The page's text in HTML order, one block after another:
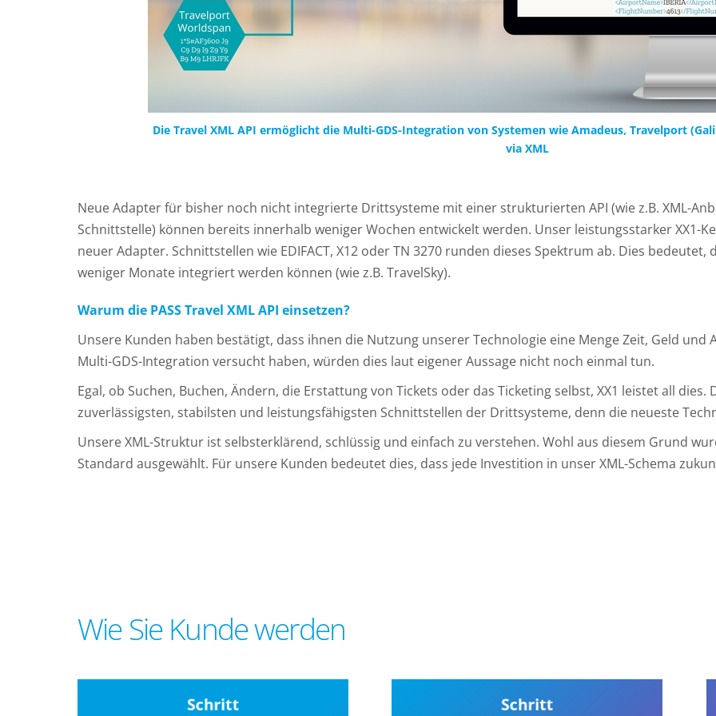
Die Travel XML API ermöglicht die Multi-GDS-Integration von Systemen wie Amadeus, Travelport
via XML
Neue Adapter für bisher noch nicht integrierte Drittsysteme mit einer strukturierten API (wie z.B. XML-
Schnittstelle) können bereits innerhalb weniger Wochen entwickelt werden. Unser leistungsstarker XX1-
neuer Adapter. Schnittstellen wie EDIFACT, X12 oder TN 3270 runden dieses Spektrum ab. Dies
weniger Monate integriert werden können (wie z.B. TravelSky).
Warum die PASS Travel XML API einsetzen?
Unsere Kunden haben bestätigt, dass ihnen die Nutzung unserer Technologie eine Menge Zeit, Geld und
Multi-GDS-Integration versucht haben, würden dies laut eigener Aussage nicht noch einmal tun.
Egal, ob Suchen, Buchen, Ändern, die Erstattung von Tickets oder das Ticketing selbst, XX1 leistet all dies.
zuverlässigsten, stabilsten und leistungsfähigsten Schnittstellen der Drittsysteme, denn die neueste
Unsere XML-Struktur ist selbsterklärend, schlüssig und einfach zu verstehen. Wohl aus diesem Grund
Standard ausgewählt. Für unsere Kunden bedeutet dies, dass jede Investition in unser XML-Schema
Wie Sie Kunde werden